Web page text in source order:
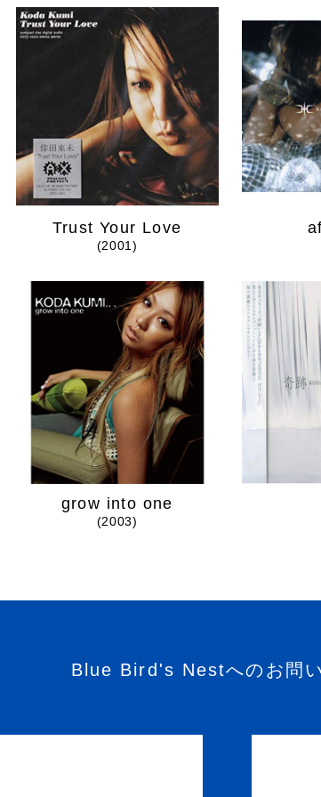
Trust Your Love
(2001)
grow into one
(2003)
Blue Bird's Nestへのお問